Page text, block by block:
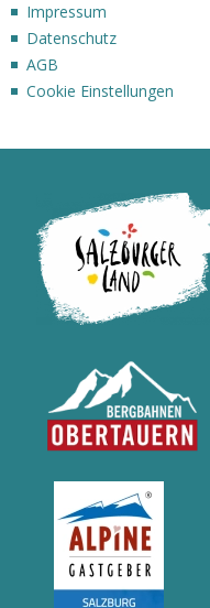
Impressum
Datenschutz
AGB
Cookie Einstellungen